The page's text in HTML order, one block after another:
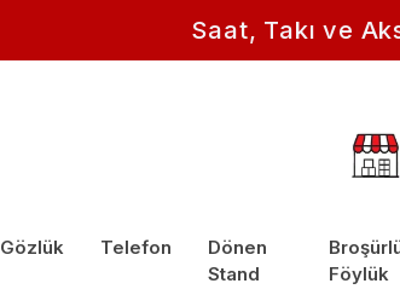
Saat, Takı ve
Gözlük Telefon
Dönen
Stand
Föylük